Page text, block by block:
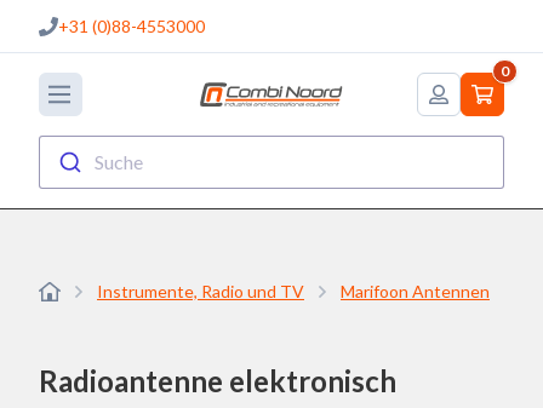
+31 (0)88-4553000
0
Suche
Instrumente, Radio und TV Marifoon Antennen
Radioantenne elektronisch